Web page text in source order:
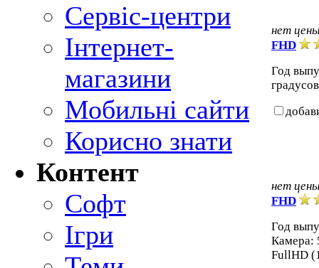
Сервіс-центри
Інтернет-
магазини
Мобильні сайти
Корисно знати
Контент
Софт
Ігри
нет
FHD
Год
нет
FHD
Год
Камера:
FullHD